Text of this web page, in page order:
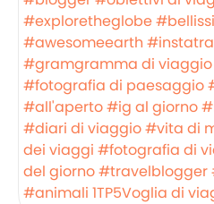
#exploretheglobe
#awesomeearth
#gramgramma di viaggio
#fotografia di paesaggio
#all'aperto#ig al giorno
#diari di viaggio#vita di
dei viaggi #fotografia di
del giorno#travelblogger
#animali 1TP5Voglia di